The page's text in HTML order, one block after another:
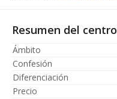
Resumen del centro
Ámbito
Confesión
Diferenciación
Precio